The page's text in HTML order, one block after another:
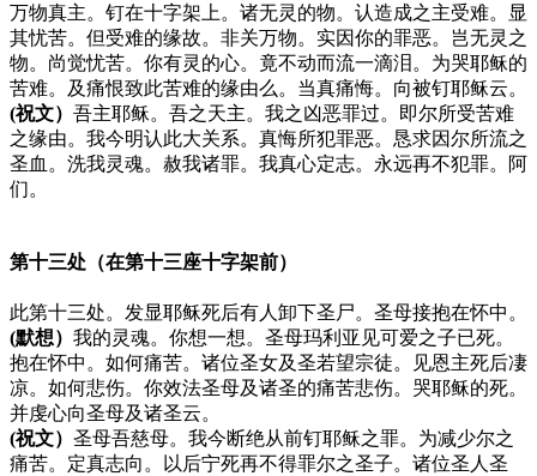
万物真主。钉在十字架上。诸无灵的物。认造成之主受难。显
其忧苦。但受难的缘故。非关万物。实因你的罪恶。岂无灵之
物。尚觉忧苦。你有灵的心。竟不动而流一滴泪。为哭耶稣的
苦难。及痛恨致此苦难的缘由么。当真痛悔。向被钉耶稣云。
(祝文） 吾主耶稣。吾之天主。我之凶恶罪过。即尔所受苦难
之缘由。我今明认此大关系。真悔所犯罪恶。恳求因尔所流之
圣血。洗我灵魂。赦我诸罪。我真心定志。永远再不犯罪。阿
们。
第十三处（在第十三座十字架前）
此第十三处。发显耶稣死后有人卸下圣尸。圣母接抱在怀中。
(默想） 我的灵魂。你想一想。圣母玛利亚见可爱之子已死。
抱在怀中。如何痛苦。诸位圣女及圣若望宗徒。见恩主死后凄
凉。如何悲伤。你效法圣母及诸圣的痛苦悲伤。哭耶稣的死。
并虔心向圣母及诸圣云。
(祝文） 圣母吾慈母。我今断绝从前钉耶稣之罪。为减少尔之
痛苦。定真志向。以后宁死再不得罪尔之圣子。诸位圣人圣